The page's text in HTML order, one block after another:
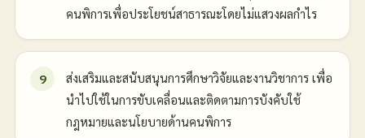
คนพิการเพื่อประโยชน์สาธารณะโดยไม่แสวงผลกำไร
ส่งเสริมและสนับสนุนการศึกษาวิจัยและงานวิชาการ เพื่อ
นำไปใช้ในการขับเคลื่อนและติดตามการบังคับใช้
กฎหมายและนโยบายด้านคนพิการ